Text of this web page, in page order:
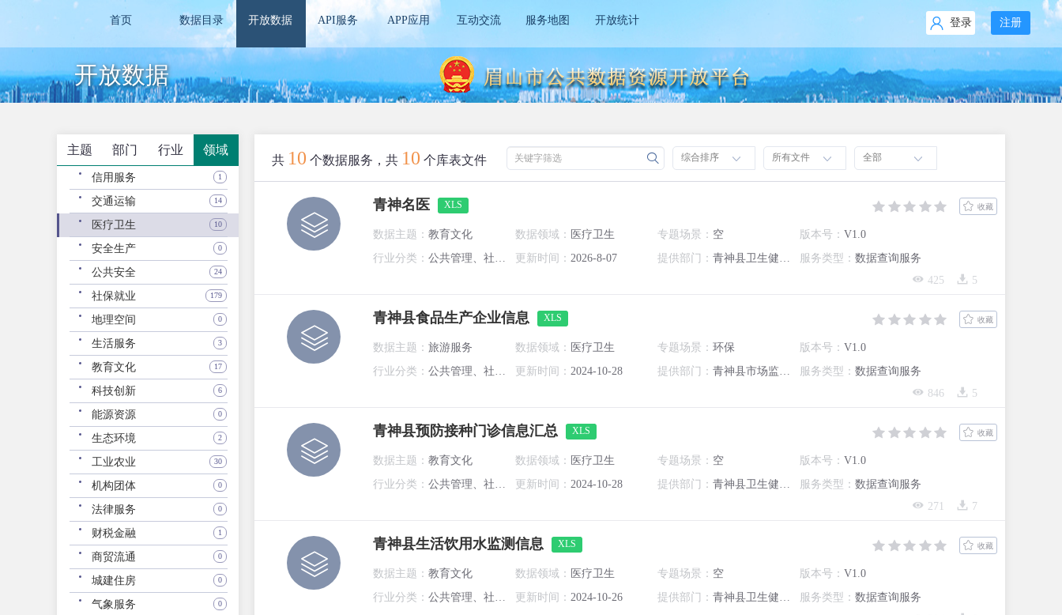
首页 数据目录 开放数据 API服务 APP应用 互动交流 服务地图 开放统计 注册
登录
开放数据
主题 部门 行业 领域
信用服务 1
交通运输 14
医疗卫生 10
安全生产 0
公共安全 24
社保就业 179
地理空间 0
生活服务 3
教育文化 17
科技创新 6
能源资源 0
生态环境 2
工业农业 30
机构团体 0
法律服务 0
财税金融 1
商贸流通 0
城建住房 0
气象服务 0
共 10 个数据服务，共 10 个库表文件 关键字筛选 综合排序 所有文件 全部
青神名医 XLS 收藏
数据主题： 教育文化 数据领域： 医疗卫生 专题场景： 空 版本号： V1.0
行业分类： 公共管理、社会保障和社会组织 更新时间： 2026-8-07 提供部门： 青神县卫生健康局 服务类型： 数据查询服务
5
425
青神县食品生产企业信息 XLS 收藏
数据主题： 旅游服务 数据领域： 医疗卫生 专题场景： 环保 版本号： V1.0
行业分类： 公共管理、社会保障和社会组织 更新时间： 2024-10-28 提供部门： 青神县市场监督管理局 服务类型： 数据查询服务
5
846
青神县预防接种门诊信息汇总 XLS 收藏
数据主题： 教育文化 数据领域： 医疗卫生 专题场景： 空 版本号： V1.0
行业分类： 公共管理、社会保障和社会组织 更新时间： 2024-10-28 提供部门： 青神县卫生健康局 服务类型： 数据查询服务
7
271
青神县生活饮用水监测信息 XLS 收藏
数据主题： 教育文化 数据领域： 医疗卫生 专题场景： 空 版本号： V1.0
行业分类： 公共管理、社会保障和社会组织 更新时间： 2024-10-26 提供部门： 青神县卫生健康局 服务类型： 数据查询服务